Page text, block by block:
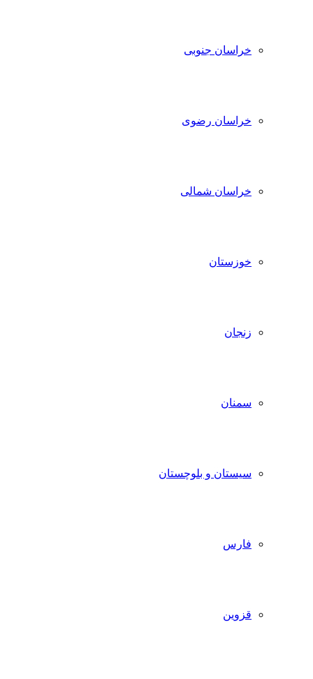
خراسان جنوبی
خراسان رضوی
خراسان شمالی
خوزستان
زنجان
سمنان
سیستان و بلوچستان
فارس
قزوین